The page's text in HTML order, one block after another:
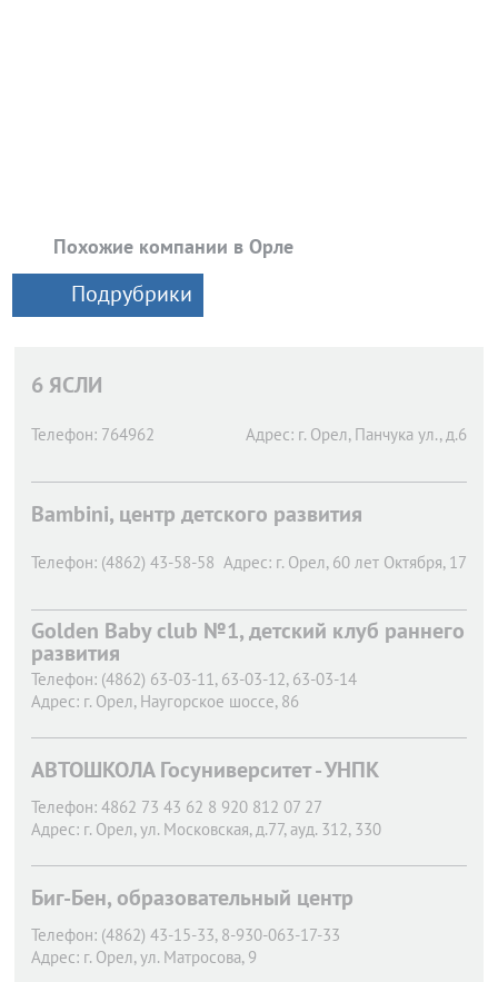
Похожие компании в Орле
Подрубрики
6 ЯСЛИ
Телефон: 764962 Адрес: г. Орел, Панчука ул., д.6
Bambini, центр детского развития
Телефон: (4862) 43-58-58 Адрес: г. Орел, 60 лет Октября, 17
Golden Baby club №1, детский клуб раннего
развития
Телефон: (4862) 63-03-11, 63-03-12, 63-03-14
Адрес: г. Орел, Наугорское шоссе, 86
АВТОШКОЛА Госуниверситет - УНПК
Телефон: 4862 73 43 62 8 920 812 07 27
Адрес: г. Орел, ул. Московская, д.77, ауд. 312, 330
Биг-Бен, образовательный центр
Телефон: (4862) 43-15-33, 8-930-063-17-33
Адрес: г. Орел, ул. Матросова, 9